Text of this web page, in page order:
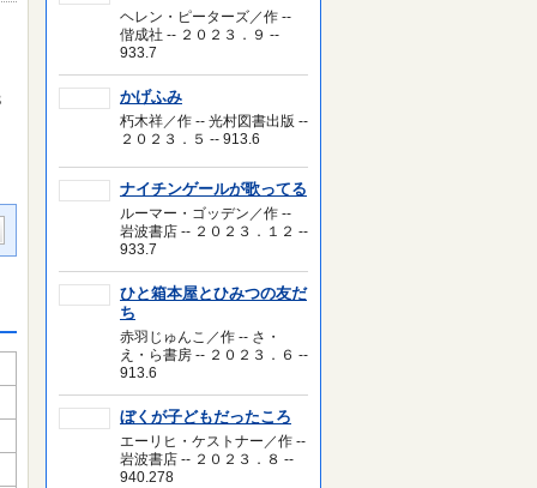
ヘレン・ピーターズ／作 --
偕成社 -- ２０２３．９ --
933.7
かげふみ
朽木祥／作 -- 光村図書出版 --
２０２３．５ -- 913.6
ナイチンゲールが歌ってる
ルーマー・ゴッデン／作 --
岩波書店 -- ２０２３．１２ --
933.7
ひと箱本屋とひみつの友だ
ち
赤羽じゅんこ／作 -- さ・
え・ら書房 -- ２０２３．６ --
913.6
ぼくが子どもだったころ
エーリヒ・ケストナー／作 --
岩波書店 -- ２０２３．８ --
940.278